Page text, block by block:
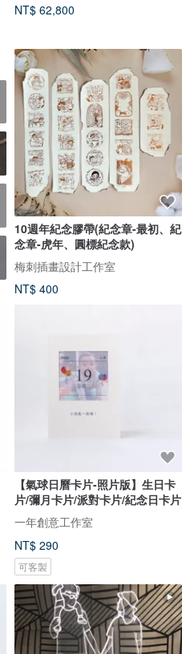
NT$ 62,800
10週年紀念膠帶(紀念章-最初、紀
念章-虎年、圓標紀念款)
梅刺插畫設計工作室
NT$ 400
【氣球日曆卡片-照片版】生日卡
片/彌月卡片/派對卡片/紀念日卡片
一年創意工作室
NT$ 290
可客製